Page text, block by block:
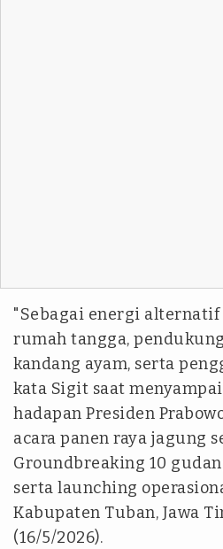
"Sebagai energi
rumah tangga,
kandang ayam, serta
kata Sigit saat
hadapan Presiden
acara panen raya jagung
Groundbreaking 10
serta launching
Kabupaten Tuban, Jawa
(16/5/2026).